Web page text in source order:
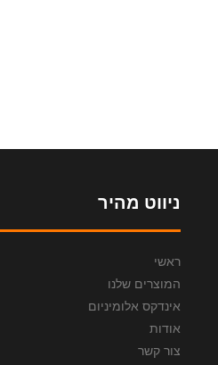
ניווט מהיר
ראשי
המוצרים שלנו
אינדקס אלומיניום
אודות
צור קשר